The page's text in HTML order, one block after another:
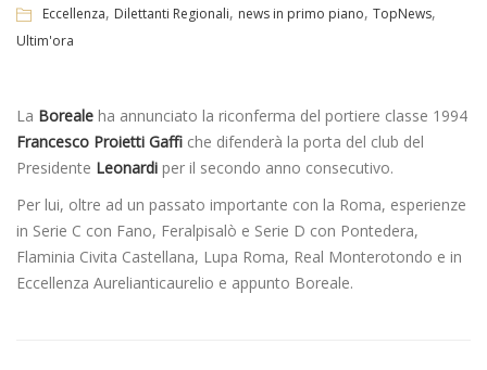
Eccellenza, Dilettanti Regionali, news in primo piano, TopNews,
Ultim'ora
La Boreale ha annunciato la riconferma del portiere classe 1994
Francesco Proietti Gaffi che difenderà la porta del club del
Presidente Leonardi per il secondo anno consecutivo.
Per lui, oltre ad un passato importante con la Roma, esperienze
in Serie C con Fano, Feralpisalò e Serie D con Pontedera,
Flaminia Civita Castellana, Lupa Roma, Real Monterotondo e in
Eccellenza Aurelianticaurelio e appunto Boreale.